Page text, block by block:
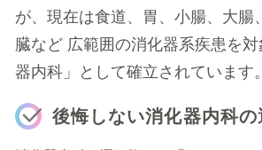
が、現在は食道、胃、小腸、大腸
臓など 広範囲の消化器系疾患を
器内科」として確立されています。
後悔しない消化器内科の